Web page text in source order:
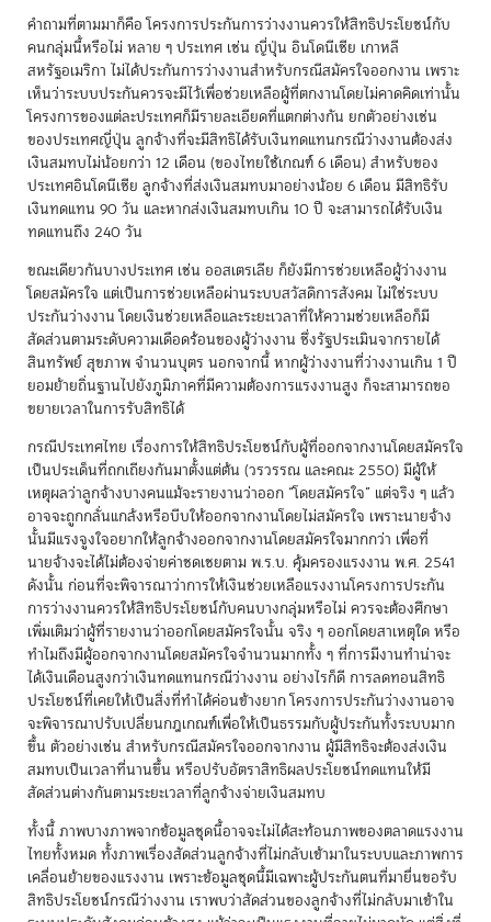
คำถามที่ตามมาก็คือ โครงการประกันการว่างงานควรให้สิทธิประโยชน์กับ
คนกลุ่มนี้หรือไม่ หลาย ๆ ประเทศ เช่น ญี่ปุ่น อินโดนีเซีย เกาหลี
สหรัฐอเมริกา ไม่ได้ประกันการว่างงานสำหรับกรณีสมัครใจออกงาน เพราะ
เห็นว่าระบบประกันควรจะมีไว้เพื่อช่วยเหลือผู้ที่ตกงานโดยไม่คาดคิดเท่านั้น
โครงการของแต่ละประเทศก็มีรายละเอียดที่แตกต่างกัน ยกตัวอย่างเช่น
ของประเทศญี่ปุ่น ลูกจ้างที่จะมีสิทธิได้รับเงินทดแทนกรณีว่างงานต้องส่ง
เงินสมทบไม่น้อยกว่า 12 เดือน (ของไทยใช้เกณฑ์ 6 เดือน) สำหรับของ
ประเทศอินโดนีเซีย ลูกจ้างที่ส่งเงินสมทบมาอย่างน้อย 6 เดือน มีสิทธิรับ
เงินทดแทน 90 วัน และหากส่งเงินสมทบเกิน 10 ปี จะสามารถได้รับเงิน
ทดแทนถึง 240 วัน
ขณะเดียวกันบางประเทศ เช่น ออสเตรเลีย ก็ยังมีการช่วยเหลือผู้ว่างงาน
โดยสมัครใจ แต่เป็นการช่วยเหลือผ่านระบบสวัสดิการสังคม ไม่ใช่ระบบ
ประกันว่างงาน โดยเงินช่วยเหลือและระยะเวลาที่ให้ความช่วยเหลือก็มี
สัดส่วนตามระดับความเดือดร้อนของผู้ว่างงาน ซึ่งรัฐประเมินจากรายได้
สินทรัพย์ สุขภาพ จำนวนบุตร นอกจากนี้ หากผู้ว่างงานที่ว่างงานเกิน 1 ปี
ยอมย้ายถิ่นฐานไปยังภูมิภาคที่มีความต้องการแรงงานสูง ก็จะสามารถขอ
ขยายเวลาในการรับสิทธิได้
กรณีประเทศไทย เรื่องการให้สิทธิประโยชน์กับผู้ที่ออกจากงานโดยสมัครใจ
เป็นประเด็นที่ถกเถียงกันมาตั้งแต่ต้น (วรวรรณ และคณะ 2550) มีผู้ให้
เหตุผลว่าลูกจ้างบางคนแม้จะรายงานว่าออก “โดยสมัครใจ” แต่จริง ๆ แล้ว
อาจจะถูกกลั่นแกล้งหรือบีบให้ออกจากงานโดยไม่สมัครใจ เพราะนายจ้าง
นั้นมีแรงจูงใจอยากให้ลูกจ้างออกจากงานโดยสมัครใจมากกว่า เพื่อที่
นายจ้างจะได้ไม่ต้องจ่ายค่าชดเชยตาม พ.ร.บ. คุ้มครองแรงงาน พ.ศ. 2541
ดังนั้น ก่อนที่จะพิจารณาว่าการให้เงินช่วยเหลือแรงงานโครงการประกัน
การว่างงานควรให้สิทธิประโยชน์กับคนบางกลุ่มหรือไม่ ควรจะต้องศึกษา
เพิ่มเติมว่าผู้ที่รายงานว่าออกโดยสมัครใจนั้น จริง ๆ ออกโดยสาเหตุใด หรือ
ทำไมถึงมีผู้ออกจากงานโดยสมัครใจจำนวนมากทั้ง ๆ ที่การมีงานทำน่าจะ
ได้เงินเดือนสูงกว่าเงินทดแทนกรณีว่างงาน อย่างไรก็ดี การลดทอนสิทธิ
ประโยชน์ที่เคยให้เป็นสิ่งที่ทำได้ค่อนข้างยาก โครงการประกันว่างงานอาจ
จะพิจารณาปรับเปลี่ยนกฎเกณฑ์เพื่อให้เป็นธรรมกับผู้ประกันทั้งระบบมาก
ขึ้น ตัวอย่างเช่น สำหรับกรณีสมัครใจออกจากงาน ผู้มีสิทธิจะต้องส่งเงิน
สมทบเป็นเวลาที่นานขึ้น หรือปรับอัตราสิทธิผลประโยชน์ทดแทนให้มี
สัดส่วนต่างกันตามระยะเวลาที่ลูกจ้างจ่ายเงินสมทบ
ทั้งนี้ ภาพบางภาพจากข้อมูลชุดนี้อาจจะไม่ได้สะท้อนภาพของตลาดแรงงาน
ไทยทั้งหมด ทั้งภาพเรื่องสัดส่วนลูกจ้างที่ไม่กลับเข้ามาในระบบและภาพการ
เคลื่อนย้ายของแรงงาน เพราะข้อมูลชุดนี้มีเฉพาะผู้ประกันตนที่มายื่นขอรับ
สิทธิประโยชน์กรณีว่างงาน เราพบว่าสัดส่วนของลูกจ้างที่ไม่กลับมาเข้าใน